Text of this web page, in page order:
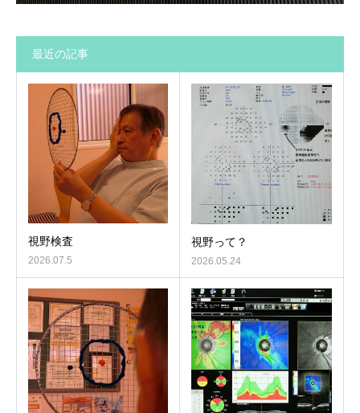
最近の記事
視野検査
2026.07.5
視野って？
2026.05.24